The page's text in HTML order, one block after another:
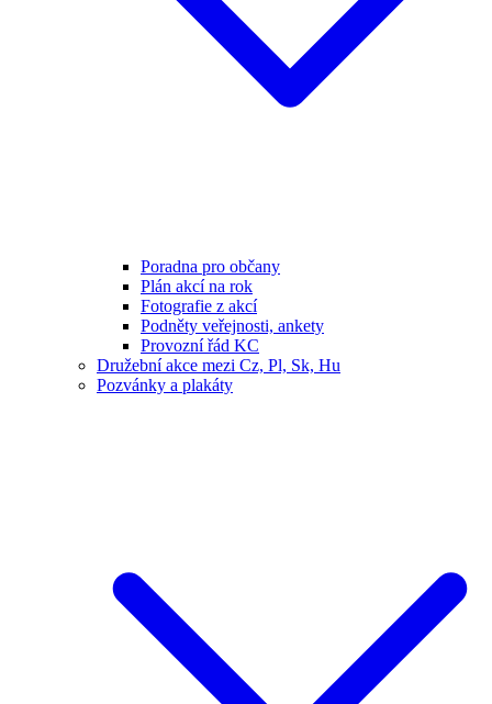
Poradna pro občany
Plán akcí na rok
Fotografie z akcí
Podněty veřejnosti, ankety
Provozní řád KC
Družební akce mezi Cz, Pl, Sk, Hu
Pozvánky a plakáty